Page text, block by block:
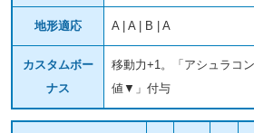
地形適応 A | A | B | A
カスタムボー
ナス
移動力+1。「アシュラコ
値▼」付与